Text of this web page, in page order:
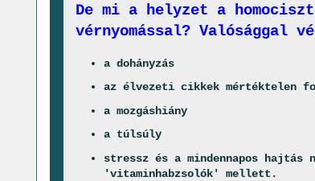
De mi a helyzet a
vérnyomással? Valósággal
a dohányzás
az élvezeti cikkek mértéktelen
a mozgáshiány
a túlsúly
stressz és a mindennapos
'vitaminhabzsolók' mellett.